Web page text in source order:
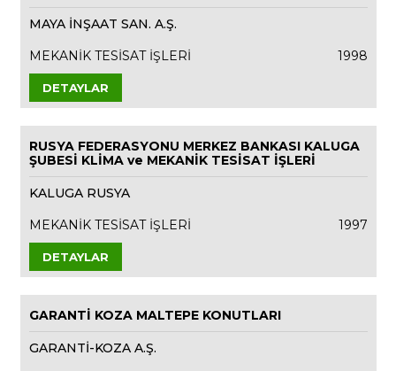
MAYA İNŞAAT SAN. A.Ş.
MEKANİK TESİSAT İŞLERİ
1998
DETAYLAR
RUSYA FEDERASYONU MERKEZ BANKASI KALUGA
ŞUBESİ KLİMA ve MEKANİK TESİSAT İŞLERİ
KALUGA RUSYA
MEKANİK TESİSAT İŞLERİ
1997
DETAYLAR
GARANTİ KOZA MALTEPE KONUTLARI
GARANTİ-KOZA A.Ş.